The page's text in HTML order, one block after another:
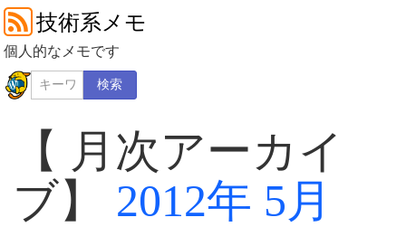
技術系メモ
個人的なメモです
検索
【 月次アーカイ
ブ】 2012年 5月